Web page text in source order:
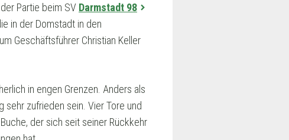
Partie beim SV Darmstadt 98
in der Domstadt in den
Geschäftsführer Christian Keller
in engen Grenzen. Anders als
zufrieden sein. Vier Tore und
der sich seit seiner Rückkehr